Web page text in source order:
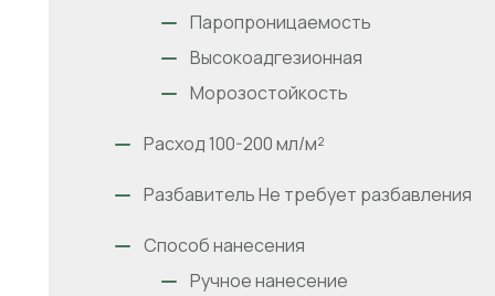
Паропроницаемость
Высокоадгезионная
Морозостойкость
Расход 100-200 мл/м²
Разбавитель Не требует разбавления
Способ нанесения
Ручное нанесение